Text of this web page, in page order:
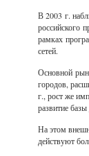
В 2003 г.
российского
рамках
сетей.
Основной
городов,
г., рост же
развитие
На этом
действуют